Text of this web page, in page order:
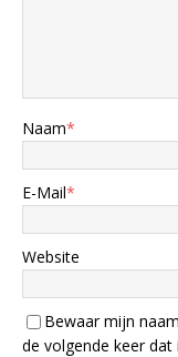
Naam*
E-Mail*
Website
Bewaar mijn
de volgende keer dat